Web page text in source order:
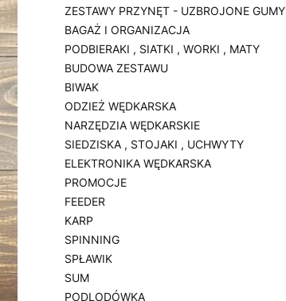
ZESTAWY PRZYNĘT - UZBROJONE GUMY
BAGAŻ I ORGANIZACJA
PODBIERAKI , SIATKI , WORKI , MATY
BUDOWA ZESTAWU
BIWAK
ODZIEŻ WĘDKARSKA
NARZĘDZIA WĘDKARSKIE
SIEDZISKA , STOJAKI , UCHWYTY
ELEKTRONIKA WĘDKARSKA
PROMOCJE
FEEDER
KARP
SPINNING
SPŁAWIK
SUM
PODLODÓWKA